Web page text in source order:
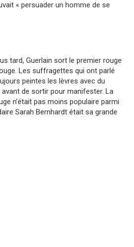
« persuader un homme de se
tard, Guerlain sort le premier rouge
Les suffragettes qui ont parlé
peintes les lèvres avec du
de sortir pour manifester. La
n’était pas moins populaire parmi
Sarah Bernhardt était sa grande